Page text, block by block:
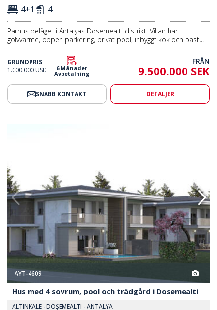
4+1 4
Parhus beläget i Antalyas Dosemealti-distrikt. Villan har
golvvärme, öppen parkering, privat pool, inbyggt kök och bastu.
GRUNDPRIS
1.000.000 USD
6 Månader
Avbetalning
FRÅN
9.500.000 SEK
SNABB KONTAKT DETALJER
AYT-4609
Hus med 4 sovrum, pool och trädgård i Dosemealti
ALTINKALE - DÖŞEMEALTI - ANTALYA